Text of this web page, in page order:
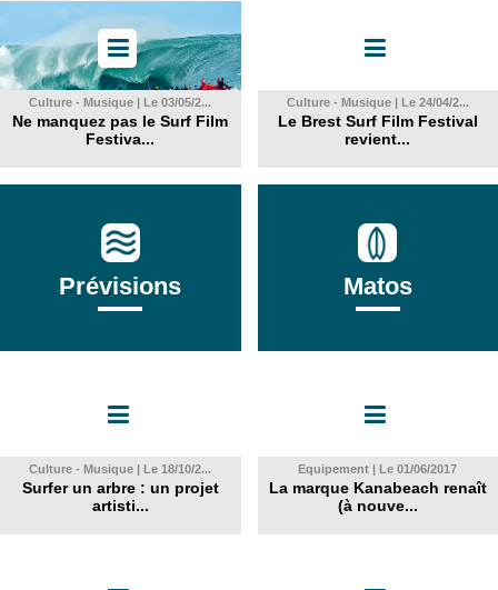
Culture - Musique | Le 03/05/2...
Ne manquez pas le Surf Film
Festiva...
Culture - Musique | Le 24/04/2...
Le Brest Surf Film Festival
revient...
Prévisions Matos
Culture - Musique | Le 18/10/2...
Surfer un arbre : un projet
artisti...
Equipement | Le 01/06/2017
La marque Kanabeach renaît
(à nouve...